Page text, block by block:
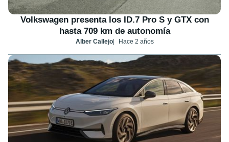
Volkswagen presenta los ID.7 Pro S y GTX con
hasta 709 km de autonomía
Alber Callejo Hace 2 años